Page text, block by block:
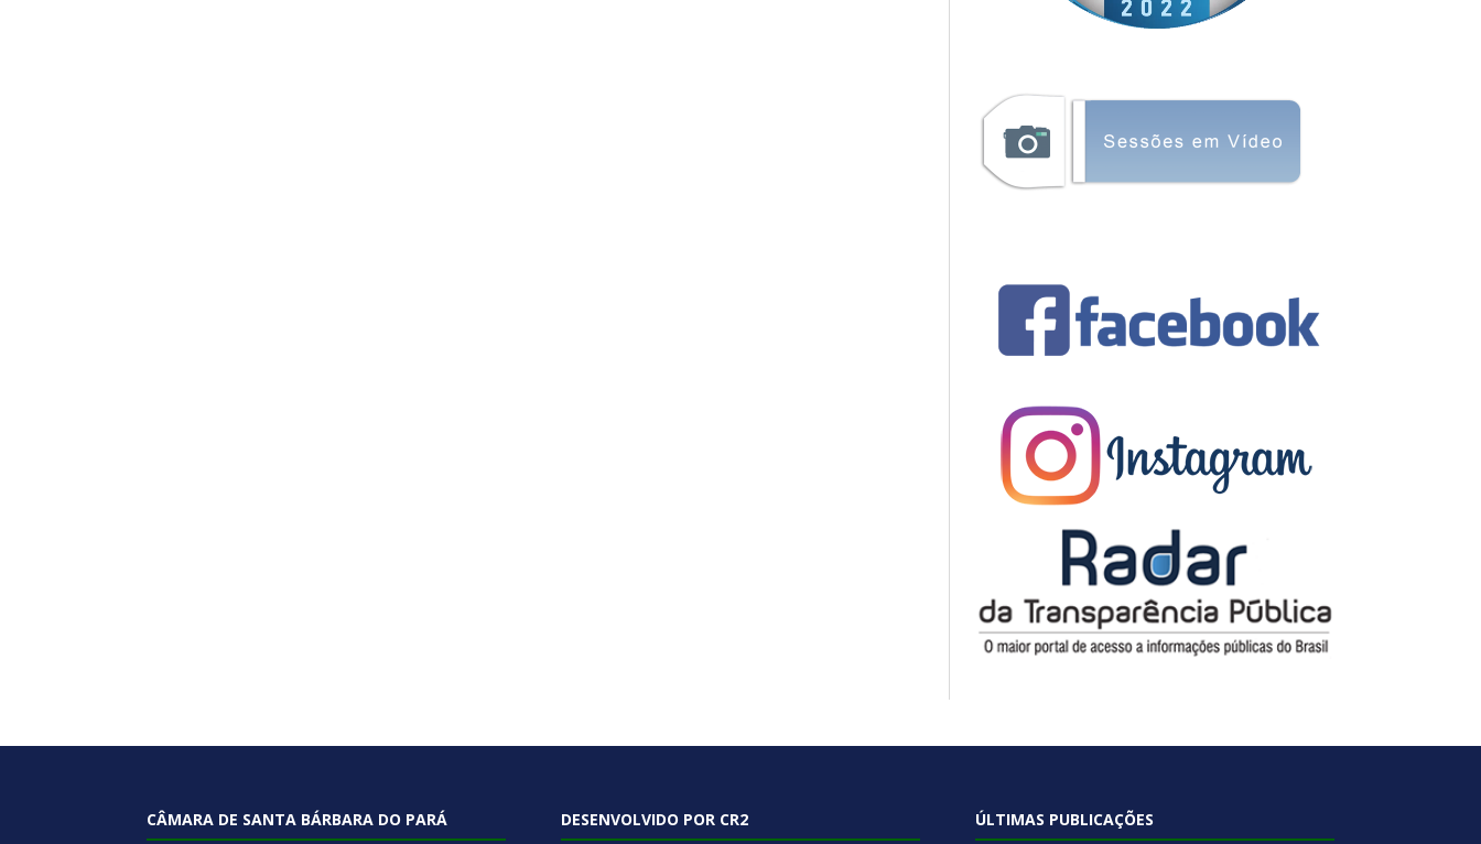
CÂMARA DE SANTA BÁRBARA DO PARÁ DESENVOLVIDO POR CR2 ÚLTIMAS PUBLICAÇÕES